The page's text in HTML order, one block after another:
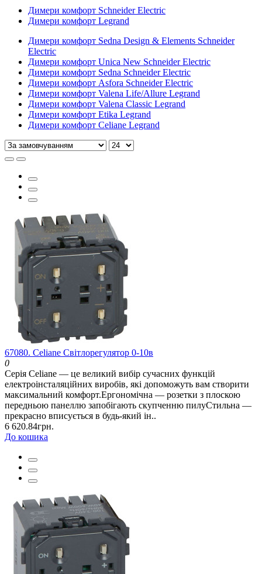
Димери комфорт Schneider Electric
Димери комфорт Legrand
Димери комфорт Sedna Design & Elements Schneider
Electric
Димери комфорт Unica New Schneider Electric
Димери комфорт Sedna Schneider Electric
Димери комфорт Asfora Schneider Electric
Димери комфорт Valena Life/Allure Legrand
Димери комфорт Valena Classic Legrand
Димери комфорт Etika Legrand
Димери комфорт Celiane Legrand
67080. Celiane Світлорегулятор 0-10в
0
Серія Celiane — це великий вибір сучасних функцій
електроінсталяційних виробів, які допоможуть вам створити
максимальний комфорт.Ергономічна — розетки з плоскою
передньою панеллю запобігають скупченню пилуСтильна —
прекрасно вписується в будь-який ін..
6 620.84грн.
До кошика